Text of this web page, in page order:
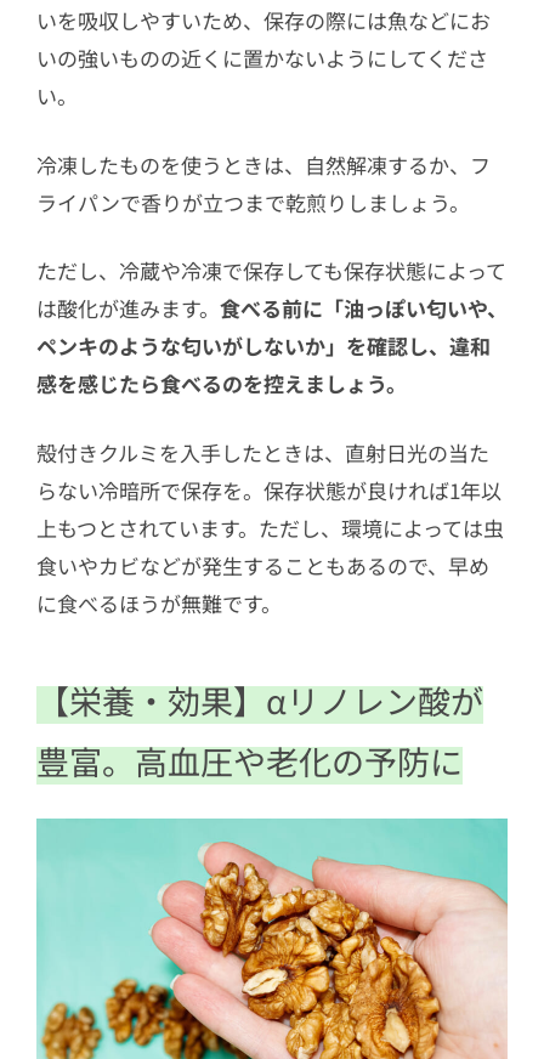
いを吸収しやすいため、保存の際には魚などにお
いの強いものの近くに置かないようにしてくださ
い。
冷凍したものを使うときは、自然解凍するか、フ
ライパンで香りが立つまで乾煎りしましょう。
ただし、冷蔵や冷凍で保存しても保存状態によって
は酸化が進みます。 食べる前に「油っぽい匂いや、
ペンキのような匂いがしないか」を確認し、違和
感を感じたら食べるのを控えましょう。
殻付きクルミを入手したときは、直射日光の当た
らない冷暗所で保存を。保存状態が良ければ1年以
上もつとされています。ただし、環境によっては虫
食いやカビなどが発生することもあるので、早め
に食べるほうが無難です。
【栄養・効果】αリノレン酸が
豊富。高血圧や老化の予防に